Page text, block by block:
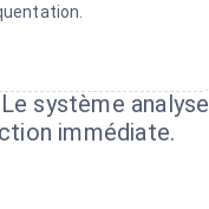
système analyse
immédiate.